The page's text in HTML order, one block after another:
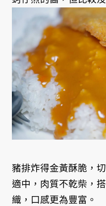
豬排炸得金黃酥脆，
適中，肉質不乾柴，
織，口感更為豐富。